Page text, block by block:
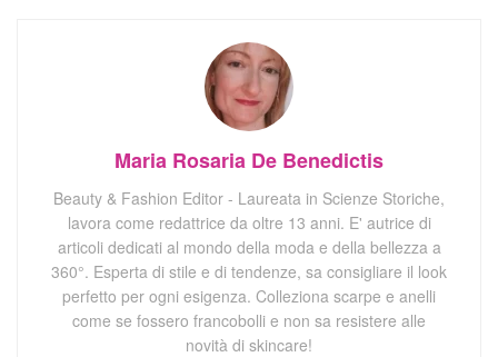
Maria Rosaria De Benedictis
Beauty & Fashion Editor - Laureata in Scienze Storiche,
lavora come redattrice da oltre 13 anni. E' autrice di
articoli dedicati al mondo della moda e della bellezza a
360°. Esperta di stile e di tendenze, sa consigliare il look
perfetto per ogni esigenza. Colleziona scarpe e anelli
come se fossero francobolli e non sa resistere alle
novità di skincare!